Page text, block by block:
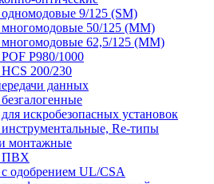
9/125 (SM)
многомодовые 50/125 (ММ)
многомодовые 62,5/125 (ММ)
P980/1000
200/230
данных
искробезопасных установок
Re-типы
монтажные
ПВХ
одобрением UL/CSA